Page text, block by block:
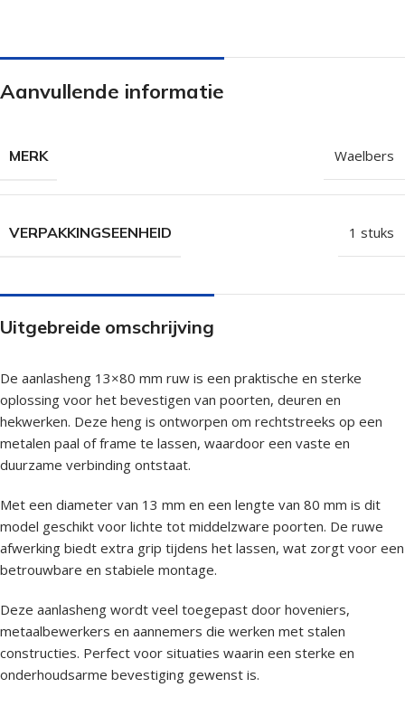
Aanvullende informatie
MERK Waelbers
VERPAKKINGSEENHEID 1 stuks
Uitgebreide omschrijving
De aanlasheng 13×80 mm ruw is een praktische en sterke
oplossing voor het bevestigen van poorten, deuren en
hekwerken. Deze heng is ontworpen om rechtstreeks op een
metalen paal of frame te lassen, waardoor een vaste en
duurzame verbinding ontstaat.
Met een diameter van 13 mm en een lengte van 80 mm is dit
model geschikt voor lichte tot middelzware poorten. De ruwe
afwerking biedt extra grip tijdens het lassen, wat zorgt voor een
betrouwbare en stabiele montage.
Deze aanlasheng wordt veel toegepast door hoveniers,
metaalbewerkers en aannemers die werken met stalen
constructies. Perfect voor situaties waarin een sterke en
onderhoudsarme bevestiging gewenst is.